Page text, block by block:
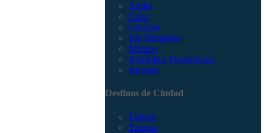
Aruba
Cuba
Curacao
Isla Margarita
México
República Dominicana
Panamá
Destinos de Ciudad
Europa
Turquía